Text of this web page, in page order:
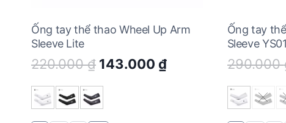
Ống tay thể thao Wheel Up Arm
Sleeve Lite
220.000₫ Original
was:
220.000 ₫.
143.000 ₫Current
143.000 ₫.
Ống tay
Sleeve
290.000